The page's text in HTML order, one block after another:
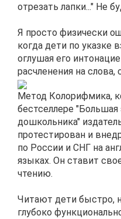
отрезать лапки..." Не
Я просто физически
когда дети по указке
оглушая его
расчленения на слова,
Метод Колорифмика,
бестселлере
дошкольника"
протестирован и
по России и СНГ на
языках. Он ставит
чтению.
Читают дети быстро,
глубоко